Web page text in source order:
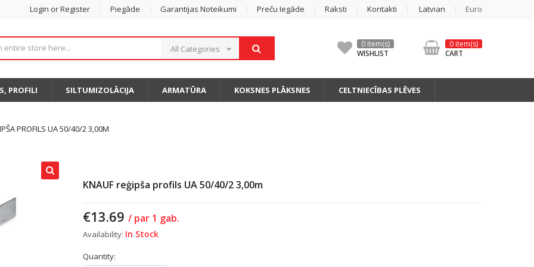
Login or Register Piegāde Garantijas Noteikumi Preču Iegāde Raksti Kontakti Latvian Euro
All Categories
0 item(s)
WISHLIST
0 item(s)
CART
PROFILI SILTUMIZOLĀCIJA ARMATŪRA KOKSNES PLĀKSNES CELTNIECĪBAS PLĒVES
PROFILS UA 50/40/2 3,00M
KNAUF reģipša profils UA 50/40/2 3,00m
€13.69 / par 1 gab.
Availability: In Stock
Quantity: